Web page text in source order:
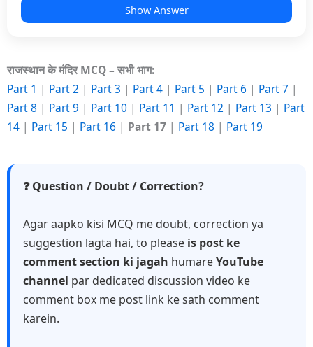
Show Answer
राजस्थान के मंदिर MCQ – सभी भाग:
Part 1 | Part 2 | Part 3 | Part 4 | Part 5 | Part 6 | Part 7 |
Part 8 | Part 9 | Part 10 | Part 11 | Part 12 | Part 13 | Part
14 | Part 15 | Part 16 | Part 17 | Part 18 | Part 19
❓ Question / Doubt / Correction?
Agar aapko kisi MCQ me doubt, correction ya
suggestion lagta hai, to please is post ke
comment section ki jagah humareYouTube
channel par dedicated discussion video ke
comment box me post link ke sath comment
karein.